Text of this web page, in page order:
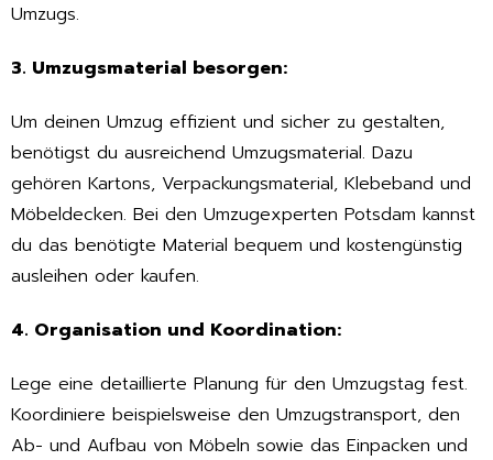
Umzugs.
3. Umzugsmaterial besorgen:
Um deinen Umzug effizient und sicher zu gestalten,
benötigst du ausreichend Umzugsmaterial. Dazu
gehören Kartons, Verpackungsmaterial, Klebeband und
Möbeldecken. Bei den Umzugexperten Potsdam kannst
du das benötigte Material bequem und kostengünstig
ausleihen oder kaufen.
4. Organisation und Koordination:
Lege eine detaillierte Planung für den Umzugstag fest.
Koordiniere beispielsweise den Umzugstransport, den
Ab- und Aufbau von Möbeln sowie das Einpacken und